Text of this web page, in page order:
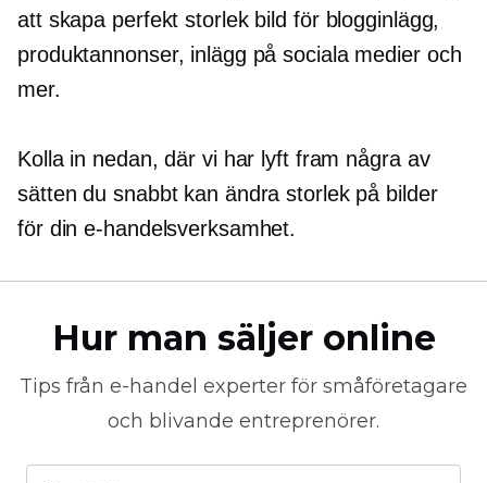
att skapa perfekt storlekbild för blogginlägg,
produktannonser, inlägg på sociala medier och
mer.
Kolla in nedan, där vi har lyft fram några av
sätten du snabbt kan ändra storlek på bilder
för din e-handelsverksamhet.
Hur man säljer online
Tips från e-handel experter för småföretagare
och blivande entreprenörer.